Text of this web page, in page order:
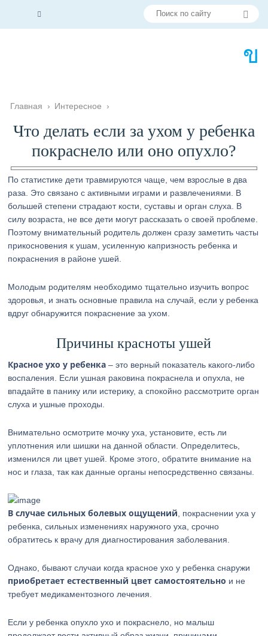
Главная › Интересное ›
Что делать если за ухом у ребенка
покраснело или оно опухло?
По статистике дети травмируются чаще, чем взрослые в два
раза. Это связано с активными играми и развлечениями. В
большей степени страдают кости, суставы и орган слуха. В
силу возраста, не все дети могут рассказать о своей проблеме.
Поэтому внимательный родитель должен сразу заметить часты
прикосновения к ушам, усиленную капризность ребенка и
покраснения в районе ушей.
Молодым родителям необходимо тщательно изучить вопрос
здоровья, и знать основные правила на случай, если у ребенка
вдруг обнаружится покраснение за ухом.
Причины красноты ушей
Красное ухо у ребенка – это верный показатель какого-либо
воспаления. Если ушная раковина покраснела и опухла, не
впадайте в панику или истерику, а спокойно рассмотрите орган
слуха и ушные проходы.
Внимательно осмотрите мочку уха, установите, есть ли
уплотнения или шишки на данной области. Определитесь,
изменился ли цвет ушей. Кроме этого, обратите внимание на
нос и глаза, так как данные органы непосредственно связаны.
В случае сильных болевых ощущений , покраснении уха у
ребенка, сильных изменениях наружного уха, срочно
обратитесь к врачу для диагностирования заболевания.
Однако, бывают случаи когда красное ухо у ребенка снаружи
приобретает естественный цвет самостоятельно и не
требует медикаментозного лечения.
Если у ребенка опухло ухо и покраснело, но малыш